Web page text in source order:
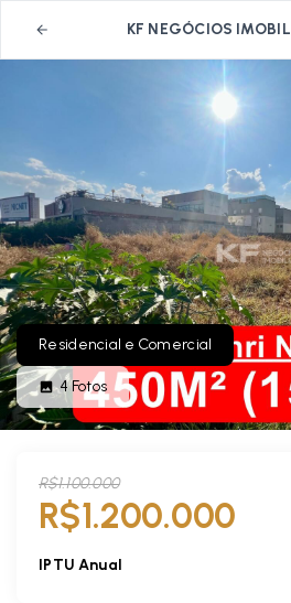
KF NEGÓCIOS
Residencial e Comercial
4Fotos
R$1.100.000
R$1.200.000
IPTU Anual